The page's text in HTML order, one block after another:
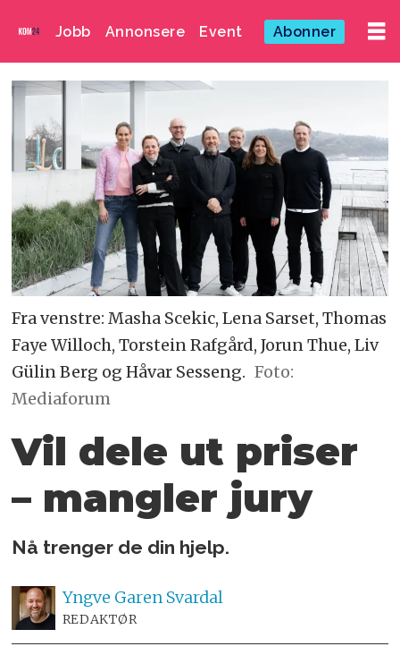
Jobb Annonsere Event Abonner
Fra venstre: Masha Scekic, Lena Sarset, Thomas
Faye Willoch, Torstein Rafgård, Jorun Thue, Liv
Gülin Berg og Håvar Sesseng. Foto:
Mediaforum
Vil dele ut priser
– mangler jury
Nå trenger de din hjelp.
Yngve Garen Svardal
REDAKTØR